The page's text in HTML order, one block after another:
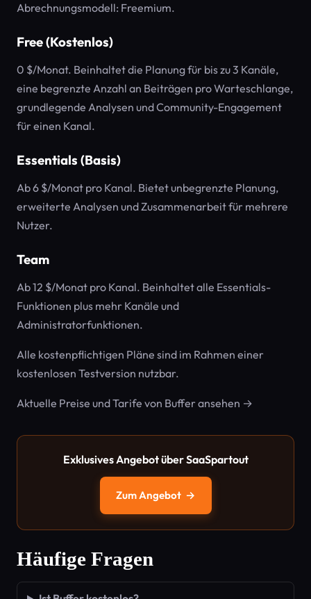
Abrechnungsmodell: Freemium.
Free (Kostenlos)
0 $/Monat. Beinhaltet die Planung für bis zu 3 Kanäle,
eine begrenzte Anzahl an Beiträgen pro Warteschlange,
grundlegende Analysen und Community-Engagement
für einen Kanal.
Essentials (Basis)
Ab 6 $/Monat pro Kanal. Bietet unbegrenzte Planung,
erweiterte Analysen und Zusammenarbeit für mehrere
Nutzer.
Team
Ab 12 $/Monat pro Kanal. Beinhaltet alle Essentials-
Funktionen plus mehr Kanäle und
Administratorfunktionen.
Alle kostenpflichtigen Pläne sind im Rahmen einer
kostenlosen Testversion nutzbar.
Aktuelle Preise und Tarife von Buffer ansehen →
Exklusives Angebot über SaaSpartout
Zum Angebot →
Häufige Fragen